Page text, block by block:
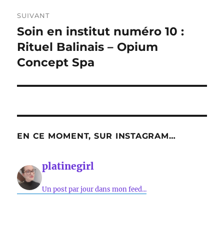
SUIVANT
Publication
suivante :
Soin en institut numéro 10 :
Rituel Balinais – Opium
Concept Spa
EN CE MOMENT, SUR INSTAGRAM…
platinegirl
Un post par jour dans mon feed...